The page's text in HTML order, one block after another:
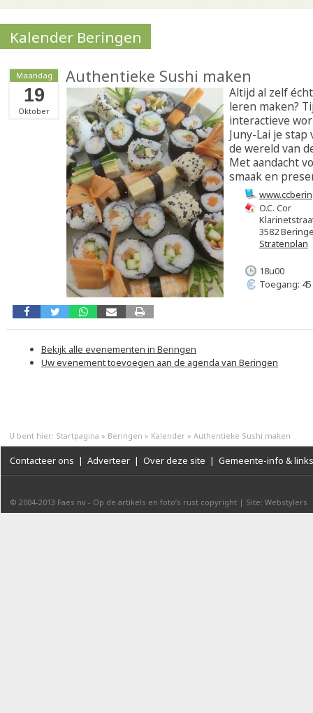
Kalender Beringen
Maandag
19
Oktober
Authentieke Sushi maken
Altijd al zelf
leren maken?
interactieve
Juny-Lai je
de wereld van
Met aandacht
smaak en
O.C. Cor
3582
Stratenplan
18u00
Toegang:
Bekijk alle evenementen in Beringen
Uw evenement toevoegen aan de agenda van Beringen
U bent hier: Startpagina » Beringen » Kalender » Authentieke Sushi maken
Contacteer ons | Adverteer | Over deze site | Gemeente-info & links
© 2004-2013 Faes nv - Op de artikels en foto’s rust copyright | Site: Webstylers